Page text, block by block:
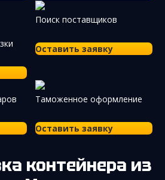
Поиск поставщиков
Оставить заявку
Таможенное оформление
Оставить заявку